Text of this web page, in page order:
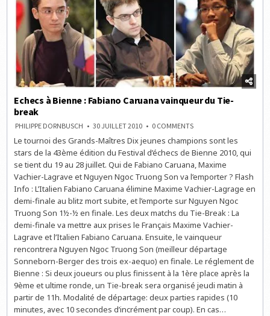
Echecs à Bienne : Fabiano Caruana vainqueur du Tie-
break
PHILIPPE DORNBUSCH 30 JUILLET 2010 0 COMMENTSON
À
:
FABIANO
CARUANA
VAINQUEUR
TIE-
BREAK
Le tournoi des Grands-Maîtres Dix jeunes champions sont les
stars de la 43ème édition du Festival d’échecs de Bienne 2010, qui
se tient du 19 au 28 juillet. Qui de Fabiano Caruana, Maxime
Vachier-Lagrave et Nguyen Ngoc Truong Son va l’emporter ? Flash
Info : L’Italien Fabiano Caruana élimine Maxime Vachier-Lagrage en
demi-finale au blitz mort subite, et l’emporte sur Nguyen Ngoc
Truong Son 1½-½ en finale. Les deux matchs du Tie-Break : La
demi-finale va mettre aux prises le Français Maxime Vachier-
Lagrave et l’Italien Fabiano Caruana. Ensuite, le vainqueur
rencontrera Nguyen Ngoc Truong Son (meilleur départage
Sonneborn-Berger des trois ex-aequo) en finale. Le réglement de
Bienne : Si deux joueurs ou plus finissent à la 1ère place après la
9ème et ultime ronde, un Tie-break sera organisé jeudi matin à
partir de 11h. Modalité de départage: deux parties rapides (10
minutes, avec 10 secondes d’incrément par coup). En cas…